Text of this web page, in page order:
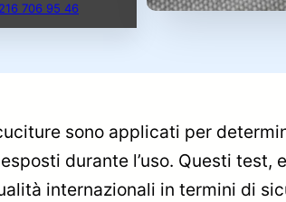
706 95 46
sono applicati per
durante l’uso. Questi test,
internazionali in termini di